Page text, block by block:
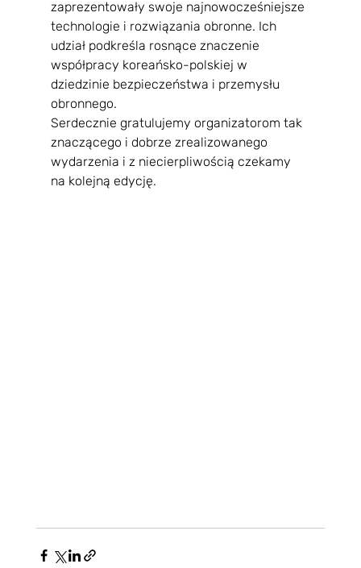
zaprezentowały swoje najnowocześniejsze
technologie i rozwiązania obronne. Ich
udział podkreśla rosnące znaczenie
współpracy koreańsko-polskiej w
dziedzinie bezpieczeństwa i przemysłu
obronnego.
Serdecznie gratulujemy organizatorom tak
znaczącego i dobrze zrealizowanego
wydarzenia i z niecierpliwością czekamy
na kolejną edycję.